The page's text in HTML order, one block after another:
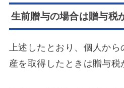
生前贈与の場合は贈与税
上述したとおり、個人か
産を取得したときは贈与税